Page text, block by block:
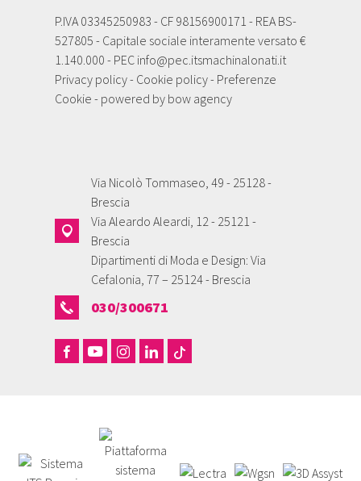
P.IVA 03345250983 - CF 98156900171 - REA BS-
527805 - Capitale sociale interamente versato €
1.140.000 - PEC info@pec.itsmachinalonati.it
Privacy policy- Cookie policy- Preferenze
Cookie - powered by bow agency
Via Nicolò Tommaseo, 49 - 25128 -
Brescia
Via Aleardo Aleardi, 12 - 25121 -
Brescia
Dipartimenti di Moda e Design: Via
Cefalonia, 77 – 25124 - Brescia
030/300671